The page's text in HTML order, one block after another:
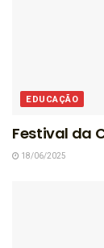
EDUCAÇÃO
Festival da
18/06/2025